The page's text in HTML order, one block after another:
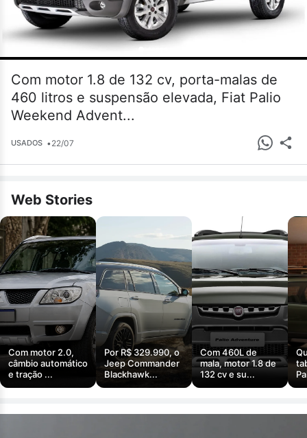
Com motor 1.8 de 132 cv, porta-malas de
460 litros e suspensão elevada, Fiat Palio
Weekend Advent...
USADOS •22/07
Web Stories
Com motor 2.0,
câmbio automático
e tração ...
Por R$ 329.990, o
Jeep Commander
Blackhawk...
Com 460L de
mala, motor 1.8 de
132 cv e su...